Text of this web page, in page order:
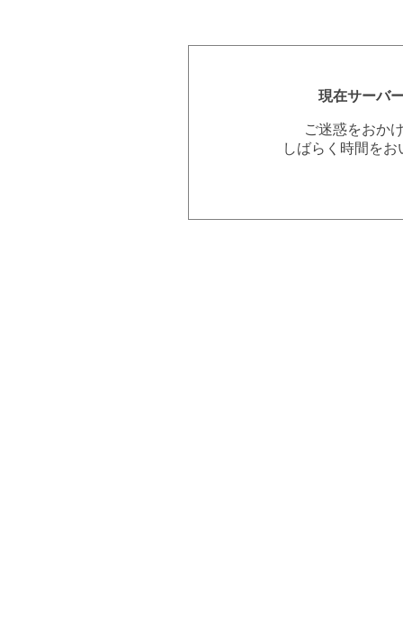
現在サーバ
ご迷惑をおか
しばらく時間を